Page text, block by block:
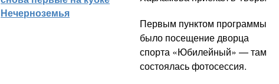
Нечерноземья
Первым пунктом программы
было посещение дворца
спорта «Юбилейный» — там
состоялась фотосессия.